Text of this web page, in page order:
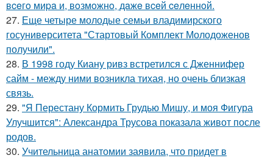
вceгo миpa и, вoзмoжнo, дaжe вceй ceлeннoй.
27. Еще четыре молодые семьи владимирского
госуниверситета "Стартовый Комплект Молодоженов
получили".
28. В 1998 году Киану ривз встретился с Дженнифер
сайм - между ними возникла тихая, но очень близкая
связь.
29. "Я Перестану Кормить Грудью Мишу, и моя Фигура
Улучшится": Александра Трусова показала живот после
родов.
30. Учительница анатомии заявила, что придет в